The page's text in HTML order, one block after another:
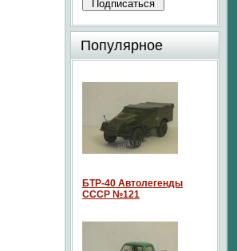
Популярное
БТР-40 Автолегенды
СССР №121